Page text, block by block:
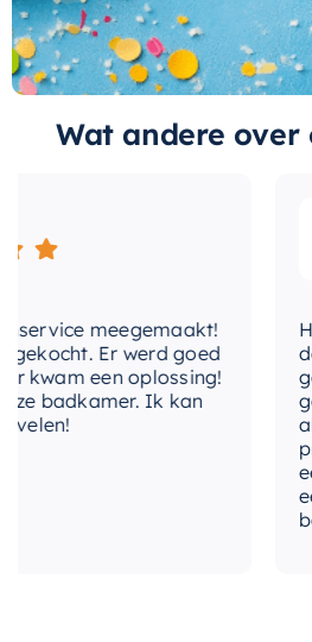
u de mogelijkheid om met
waterstroom te regelen. Of u
stroom voor een
krachtige straal voor een
wilt, deze
Daarnaast staat het merk
bekend om zijn
ontworpen is om jarenlang
voor de Hotbath Cobber
Inbouwthermostaat en
kwaliteit en stijl.
materiaal-afbouwdeel
merk
met-douchegarnituur
met-uitloop
temperatuurbegrenzing
Wat andere over
meegemaakt!
Er werd goed
een oplossing!
badkamer. Ik kan
de